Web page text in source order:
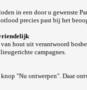
in een door u gewenste
precies past bij het
hout uit verantwoord
campagnes.
"Nu ontwerpen". Daar